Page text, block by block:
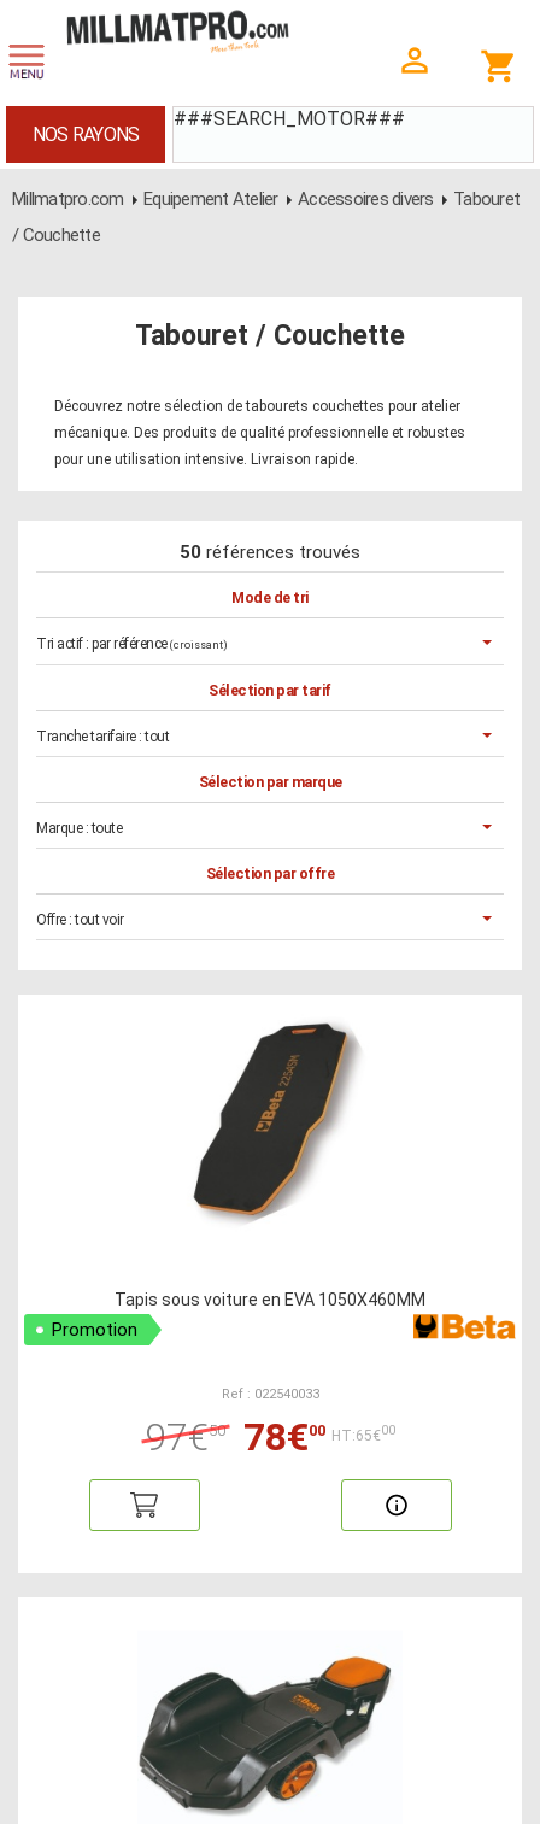
###SEARCH_MOTOR###
NOS RAYONS
Millmatpro.com Equipement Atelier Accessoires divers
Tabouret
/ Couchette
Tabouret / Couchette
Découvrez notre sélection de tabourets couchettes pour atelier
mécanique. Des produits de qualité professionnelle et robustes
pour une utilisation intensive. Livraison rapide.
50 références trouvés
Mode de tri
Tri actif : par référence (croissant)
Sélection par tarif
Tranche tarifaire :tout
Sélection par marque
Marque :toute
Sélection par offre
Offre :tout voir
Tapis sous voiture en EVA 1050X460MM
Promotion
Ref : 022540033
97€50 78€00 HT:65€00